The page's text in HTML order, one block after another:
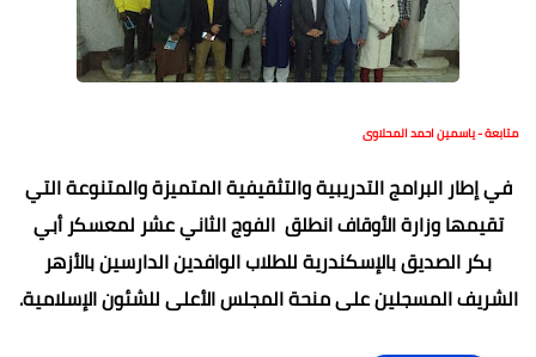
متابعة - ياسمين احمد المحلاوى
في إطار البرامج التدريبية والتثقيفية المتميزة والمتنوعة التي
تقيمها وزارة الأوقاف انطلق الفوج الثاني عشر لمعسكر أبي
بكر الصديق بالإسكندرية للطلاب الوافدين الدارسين بالأزهر
الشريف المسجلين على منحة المجلس الأعلى للشئون الإسلامية.